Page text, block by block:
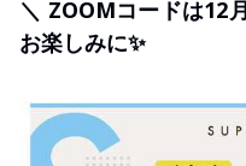
＼ ZOOMコードは12
お楽しみに✨